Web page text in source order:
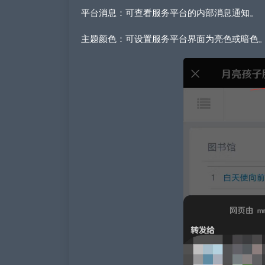
平台消息：可查看服务平台的内部消息通知。
主题颜色：可设置服务平台界面为亮色或暗色